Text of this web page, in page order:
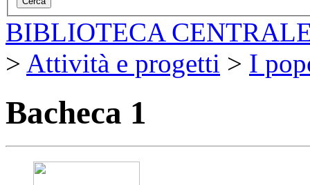
BIBLIOTECA
> Attività e progetti > I
Bacheca 1